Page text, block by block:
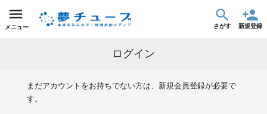
メニュー さがす 新規登録
ログイン
まだアカウントをお持ちでない方は、新規会員登録が必要で
す。